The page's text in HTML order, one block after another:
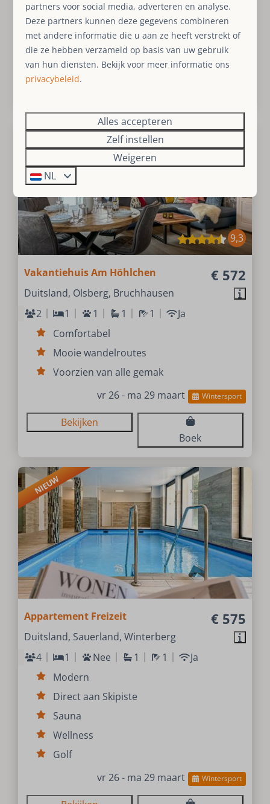
Wandelen
Dichtbij Winterberg
vr 26 - ma 29 maart
Wintersport
Bekijken
9,3
€ 572
Vakantiehuis Am Höhlchen
Duitsland, Olsberg, Bruchhausen
2
1 1 1 1
Ja
Comfortabel
Mooie wandelroutes
Voorzien van alle gemak
vr 26 - ma 29 maart
Wintersport
Bekijken
Boek
NIEUW
€ 575
Appartement Freizeit
Duitsland, Sauerland, Winterberg
4
1 Nee 1 1
Ja
Modern
Direct aan Skipiste
Sauna
Wellness
Golf
vr 26 - ma 29 maart
Wintersport
partners voor social media, adverteren en analyse.
Deze partners kunnen deze gegevens combineren
met andere informatie die u aan ze heeft verstrekt of
die ze hebben verzameld op basis van uw gebruik
van hun diensten. Bekijk voor meer informatie ons
privacybeleid.
Alles accepteren
Zelf instellen
Weigeren
NL